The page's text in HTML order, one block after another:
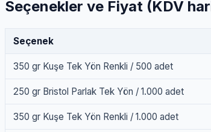
Seçenekler ve Fiyat (KDV
Seçenek
350 gr Kuşe Tek Yön Renkli / 500 adet
250 gr Bristol Parlak Tek Yön / 1.000 adet
350 gr Kuşe Tek Yön Renkli / 1.000 adet